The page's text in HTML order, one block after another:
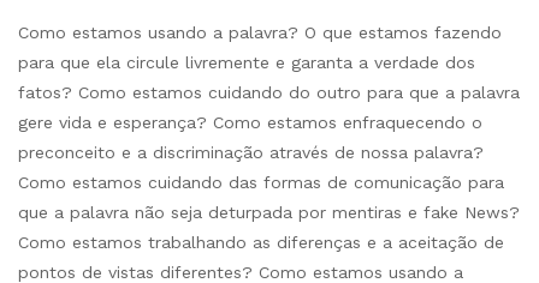
Como estamos usando a palavra? O que estamos fazendo
para que ela circule livremente e garanta a verdade dos
fatos? Como estamos cuidando do outro para que a palavra
gere vida e esperança? Como estamos enfraquecendo o
preconceito e a discriminação através de nossa palavra?
Como estamos cuidando das formas de comunicação para
que a palavra não seja deturpada por mentiras e fake News?
Como estamos trabalhando as diferenças e a aceitação de
pontos de vistas diferentes? Como estamos usando a